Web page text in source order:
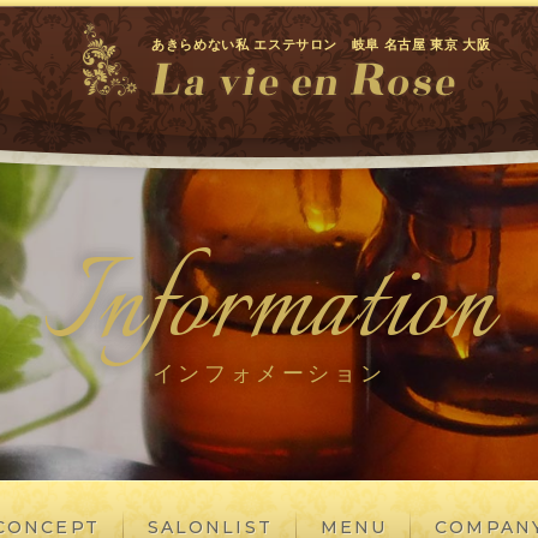
あきらめない私 エステサロン 岐阜 名古屋 東京 大阪
Information
インフォメーション
SALONLIST MENU